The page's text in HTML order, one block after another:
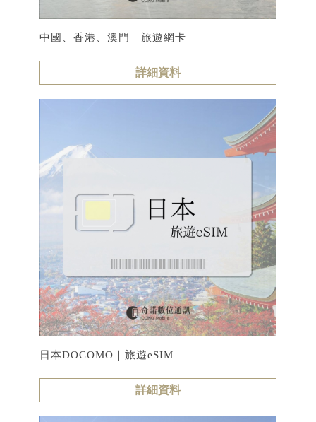
中國、香港、澳門｜旅遊網卡
詳細資料
日本DOCOMO｜旅遊eSIM
詳細資料